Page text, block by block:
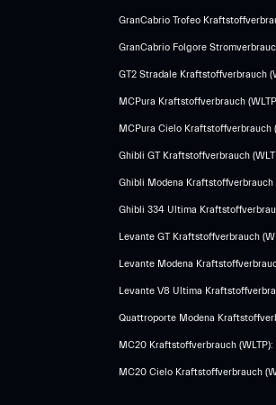
GranCabrio Trofeo
GranCabrio Folgore
GT2 Stradale Kraftstoffverbrauch
MCPura Kraftstoffverbrauch
MCPura Cielo Kraftstoffverbrauch
Ghibli GT Kraftstoffverbrauch
Ghibli Modena
Ghibli 334 Ultima
Levante GT Kraftstoffverbrauch
Levante Modena
​Levante V8 Ultima
Quattroporte Modena
MC20 Kraftstoffverbrauch
MC20 Cielo Kraftstoffverbrauch